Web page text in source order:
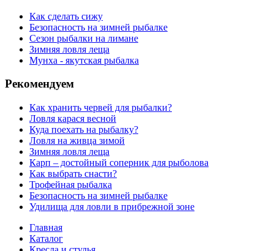
Как сделать сижу
Безопасность на зимней рыбалке
Сезон рыбалки на лимане
Зимняя ловля леща
Мунха - якутская рыбалка
Рекомендуем
Как хранить червей для рыбалки?
Ловля карася весной
Куда поехать на рыбалку?
Ловля на живца зимой
Зимняя ловля леща
Карп – достойный соперник для рыболова
Как выбрать снасти?
Трофейная рыбалка
Безопасность на зимней рыбалке
Удилища для ловли в прибрежной зоне
Главная
Каталог